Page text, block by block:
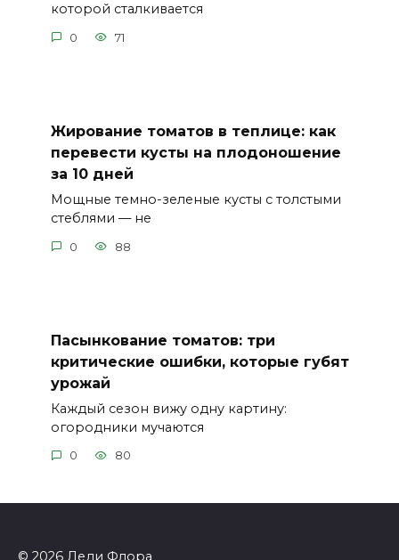
которой сталкивается
0 71
Жирование томатов в теплице: как
перевести кусты на плодоношение
за 10 дней
Мощные темно-зеленые кусты с толстыми
стеблями — не
0 88
Пасынкование томатов: три
критические ошибки, которые губят
урожай
Каждый сезон вижу одну картину:
огородники мучаются
0 80
© 2026 Леди Флора